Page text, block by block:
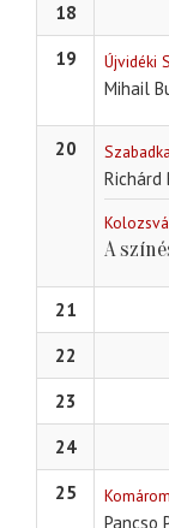
18
19
Újvidéki
Mihail
20
Richárd
A
21
22
23
24
25
Pancso